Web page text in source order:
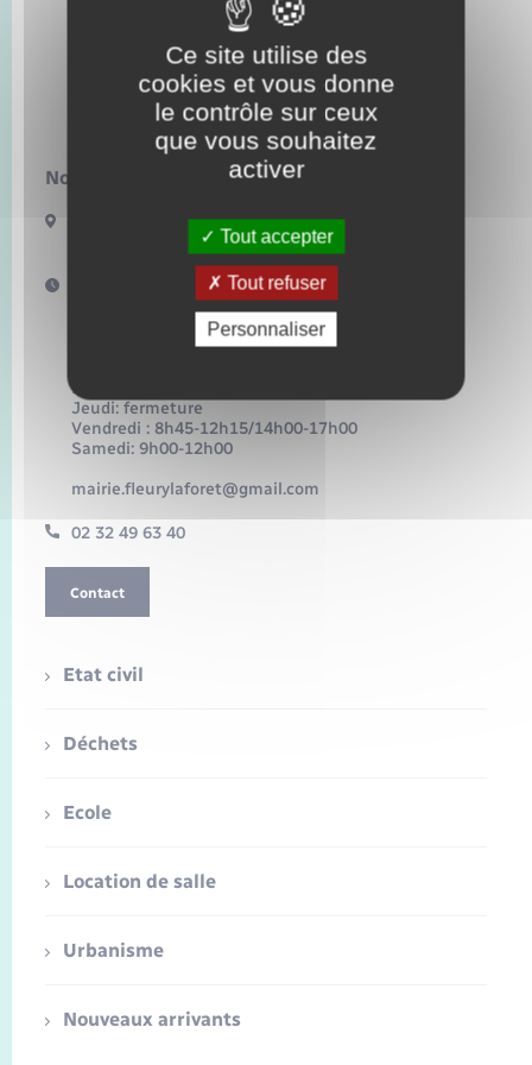
Voirie et espace public
Nous contacter :
8 Place de l’église
27480 Fleury-la-Forêt
Horaires d'ouverture :
Horaires d’ouverture au public de la mairie et de
Lundi: 8h45-12h15/14h00-17h00
Mercredi: 8h45-12h15/14h00-17h00
Jeudi: fermeture
Vendredi : 8h45-12h15/14h00-17h00
Samedi: 9h00-12h00
mairie.fleurylaforet@gmail.com
02 32 49 63 40
Contact
Etat civil
Déchets
Ecole
Location de salle
Urbanisme
Nouveaux arrivants
Ce site utilise des
cookies et vous donne
le contrôle sur ceux
que vous souhaitez
activer
Tout accepter
Tout refuser
Personnaliser